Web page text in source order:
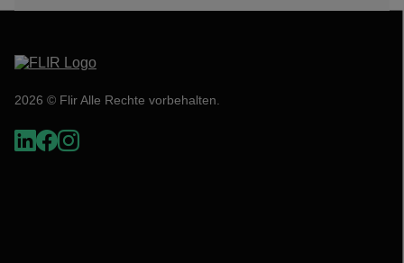
2026 © Flir Alle Rechte vorbehalten.